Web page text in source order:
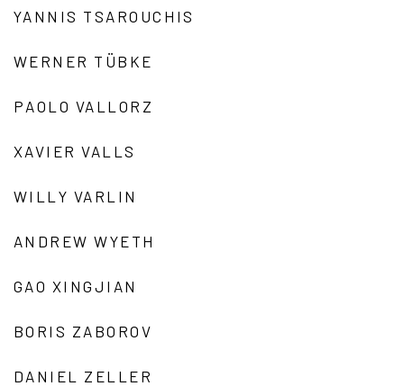
YANNIS TSAROUCHIS
WERNER TÜBKE
PAOLO VALLORZ
XAVIER VALLS
WILLY VARLIN
ANDREW WYETH
GAO XINGJIAN
BORIS ZABOROV
DANIEL ZELLER